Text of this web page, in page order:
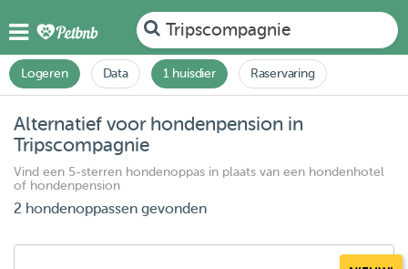
Tripscompagnie
Logeren Data 1 huisdier Raservaring
Alternatief voor hondenpension in
Tripscompagnie
Vind een 5-sterren hondenoppas in plaats van een hondenhotel
of hondenpension
2 hondenoppassen gevonden